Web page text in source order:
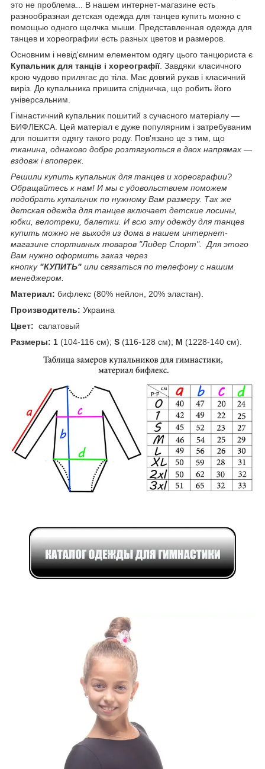
это не проблема... В нашем интернет-магазине есть
разнообразная детская одежда для танцев купить можно с
помощью одного щелчка мыши. Представленная одежда для
танцев и хореографии есть разных цветов и размеров.
Основним і невід'ємним елементом одягу цього танцюриста є
Купальник для танців і хореографії. Завдяки класичного
крою чудово прилягає до тіла. Має довгий рукав і класичний
виріз. До купальника пришита спідничка, що робить його
універсальним.
Гімнастичний купальник пошитий з сучасного матеріалу ―
БИФЛЕКСА. Цей матеріал є дуже популярним і затребуваним
для пошиття одягу такого роду. Пов'язано це з тим, що
тканина, однаково добре розтягуються в двох напрямах ―
вздовж і впоперек.
Решили купить купальник для танцев и хореографии?
Обращайтесь к нам! И мы с удовольствием поможем
подобрать купальник по нужному Вам размеру. Так же
детская одежда для танцев включает детские лосины,
юбки, велотреки, балетки. И всю эту одежду для танцев
купить можно не выходя из дома в нашем интернет-
магазине спортивных товаров "Лидер Спорт". Для этого
Вам нужно оформить заказ через
кнопку "КУПИТЬ" или связаться по телефону с нашим
менеджером.
Материал: бифлекс (80% нейлон, 20% эластан).
Производитель: Украина
Цвет: салатовый
Размеры: 1 (104-116 см); S (116-128 см); М (1228-140 см).